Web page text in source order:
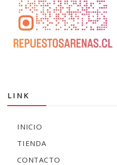
LINK
INICIO
TIENDA
CONTACTO